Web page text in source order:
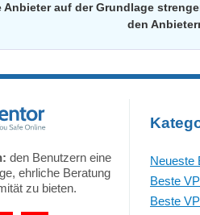
Anbieter auf der Grundlage
den
den Benutzern eine
ehrliche Beratung
zu bieten.
Neueste
Beste
Beste